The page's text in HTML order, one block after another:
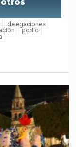
delegaciones
podio